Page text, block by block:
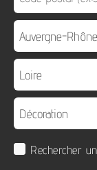
Rechercher